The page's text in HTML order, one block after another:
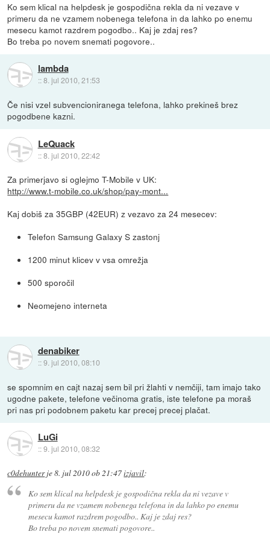
Ko sem klical na helpdesk je gospodična rekla da ni vezave v
primeru da ne vzamem nobenega telefona in da lahko po enemu
mesecu kamot razdrem pogodbo.. Kaj je zdaj res?
Bo treba po novem snemati pogovore..
lambda
::8. jul 2010, 21:53
Če nisi vzel subvencioniranega telefona, lahko prekineš brez
pogodbene kazni.
LeQuack
::8. jul 2010, 22:42
Za primerjavo si oglejmo T-Mobile v UK:
http://www.t-mobile.co.uk/shop/pay-mont...
Kaj dobiš za 35GBP (42EUR) z vezavo za 24 mesecev:
Telefon Samsung Galaxy S zastonj
1200 minut klicev v vsa omrežja
500 sporočil
Neomejeno interneta
denabiker
::9. jul 2010, 08:10
se spomnim en cajt nazaj sem bil pri žlahti v nemčiji, tam imajo tako
ugodne pakete, telefone večinoma gratis, iste telefone pa moraš
pri nas pri podobnem paketu kar precej precej plačat.
LuGi
::9. jul 2010, 08:32
c0dehunterje8. jul 2010 ob 21:47izjavil:
Ko sem klical na helpdesk je gospodična rekla da ni vezave v
primeru da ne vzamem nobenega telefona in da lahko po enemu
mesecu kamot razdrem pogodbo.. Kaj je zdaj res?
Bo treba po novem snemati pogovore..